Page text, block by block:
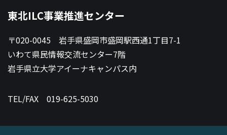
東北ILC事業推進センター
〒020-0045 岩手県盛岡市盛岡駅西通1丁目7-1
いわて県民情報交流センター7階
岩手県立大学アイーナキャンパス内
TEL/FAX 019-625-5030